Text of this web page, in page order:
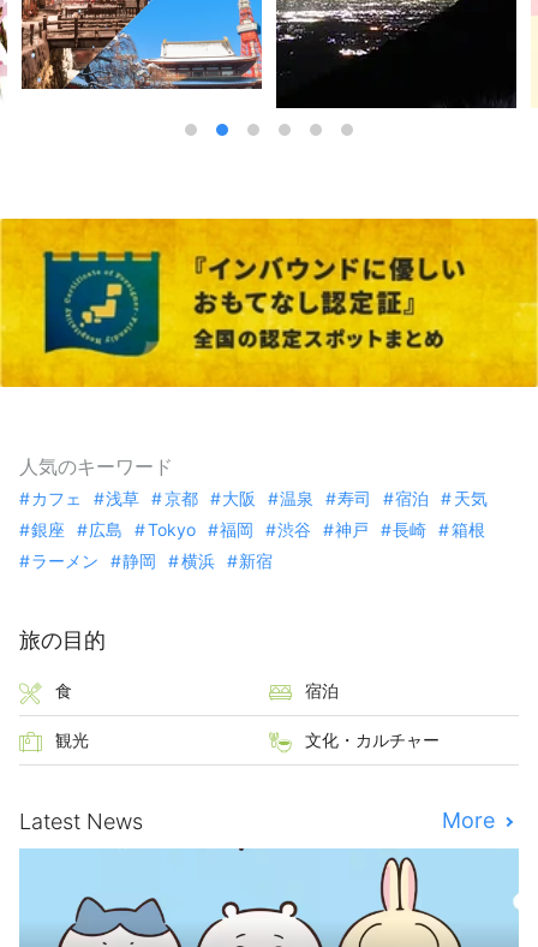
人気のキーワード
カフェ 浅草 京都 大阪 温泉 寿司 宿泊
天気
銀座
広島 Tokyo 福岡 渋谷 神戸 長崎
箱根
ラーメン
静岡 横浜 新宿
旅の目的
食 宿泊
観光 文化・カルチャー
Latest News More